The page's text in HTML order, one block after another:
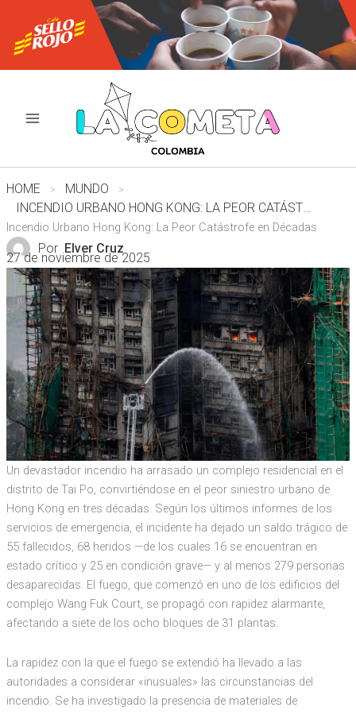
contenido
HOME
MUNDO
INCENDIO URBANO HONG KONG: LA PEOR CATÁSTROFE EN DÉCADAS
Incendio Urbano Hong Kong: La Peor Catástrofe en Décadas
Por Elver Cruz
27 de noviembre de 2025
Un devastador incendio ha arrasado un complejo residencial en el
distrito de Tai Po, convirtiéndose en el peor siniestro urbano de
Hong Kong en tres décadas. Según los últimos informes de los
servicios de emergencia, el incidente ha dejado un saldo trágico de
55 fallecidos, 68 heridos —de los cuales 16 se encuentran en
estado crítico y 25 en condición grave— y al menos 279 personas
desaparecidas. El fuego, que comenzó en uno de los edificios del
complejo Wang Fuk Court, se propagó con rapidez alarmante,
afectando a siete de los ocho bloques de 31 plantas.
La rapidez con la que el fuego se extendió ha llevado a las
autoridades a considerar «inusuales» las circunstancias del
incendio. Se ha investigado la presencia de materiales de